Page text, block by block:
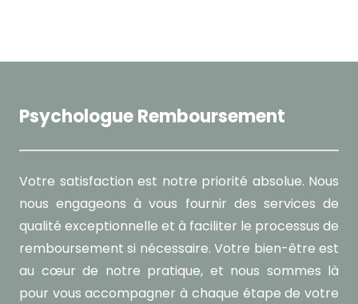
Psychologue Remboursement
Votre satisfaction est notre priorité absolue. Nous
nous engageons à vous fournir des services de
qualité exceptionnelle et à faciliter le processus de
remboursement si nécessaire. Votre bien-être est
au cœur de notre pratique, et nous sommes là
pour vous accompagner à chaque étape de votre